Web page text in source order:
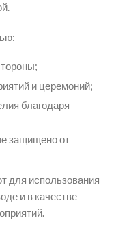
и церемоний;
благодаря
защищено от
для использования
и в качестве